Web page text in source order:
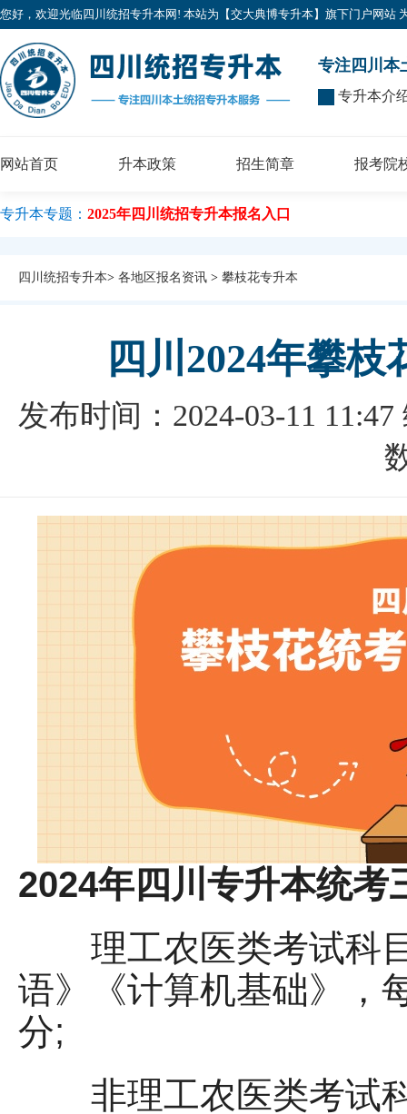
您好，欢迎光临四川统招专升本网! 本站为【交大典博专升本】旗下门户网站
专注四川本
专升本介
网站首页 升本政策 招生简章 报考院
专升本专题： 2025年四川统招专升本报名入口
四川统招专升本> 各地区报名资讯 > 攀枝花专升本
四川2024年攀
发布时间：2024-03-11 11:47
2024年四川专升本统考
理工农医类考试科目
语》《计算机基础》，
分;
非理工农医类考试科